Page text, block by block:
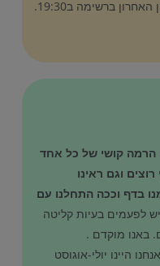
הרמה קושי של כל אחד
וגם ראינו
בני 12 ו-8), סימנו בדף וככה התחלנו עם
לפעמים בעיות קליטה
באנו מוקדם .
היינו יולי-אוגוסט
ברשימה ב19:30.